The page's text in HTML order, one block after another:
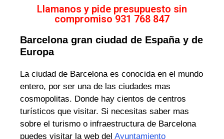
Llamanos y pide presupuesto sin
compromiso 931 768 847
Barcelona gran ciudad de España y de
Europa
La ciudad de Barcelona es conocida en el mundo
entero, por ser una de las ciudades mas
cosmopolitas. Donde hay cientos de centros
turísticos que visitar. Si necesitas saber mas
sobre el turismo o infraestructura de Barcelona
puedes visitar la web del Ayuntamiento